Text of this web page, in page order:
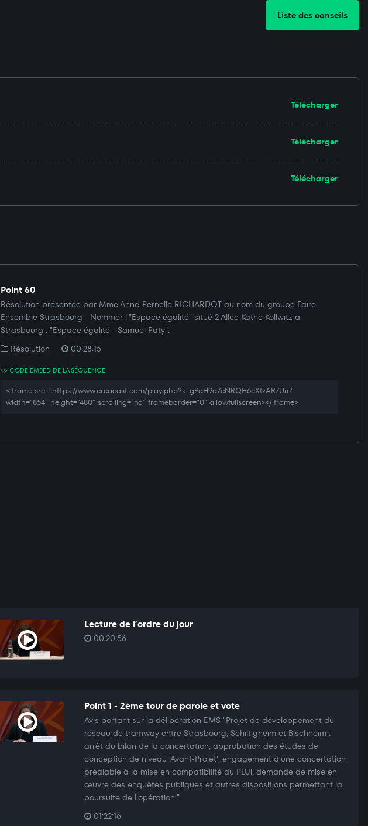
Liste des conseils
Télécharger
Télécharger
Télécharger
Point 60
Résolution présentée par Mme Anne-Pernelle RICHARDOT au nom du groupe Faire
Ensemble Strasbourg - Nommer l'"Espace égalité" situé 2 Allée Käthe Kollwitz à
Strasbourg : "Espace égalité - Samuel Paty".
Résolution
00:28:15
CODE EMBED DE LA SÉQUENCE
<iframe src="https://www.creacast.com/play.php?k=gPqH9a7cNRQH6cXfzAR7Um"
width="854" height="480" scrolling="no" frameborder="0" allowfullscreen></iframe>
Lecture de l’ordre du jour
00:20:56
Point 1 - 2ème tour de parole et vote
Avis portant sur la délibération EMS "Projet de développement du
réseau de tramway entre Strasbourg, Schiltigheim et Bischheim :
arrêt du bilan de la concertation, approbation des études de
conception de niveau 'Avant-Projet', engagement d'une concertation
préalable à la mise en compatibilité du PLUi, demande de mise en
œuvre des enquêtes publiques et autres dispositions permettant la
poursuite de l'opération."
01:22:16